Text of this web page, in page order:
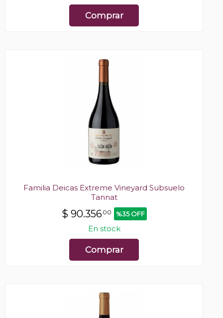
Comprar
Familia Deicas Extreme Vineyard Subsuelo
Tannat
$ 90.35600 %35 OFF
En stock
Comprar